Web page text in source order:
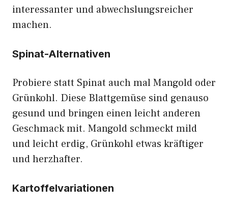
interessanter und abwechslungsreicher
machen.
Spinat-Alternativen
Probiere statt Spinat auch mal Mangold oder
Grünkohl. Diese Blattgemüse sind genauso
gesund und bringen einen leicht anderen
Geschmack mit. Mangold schmeckt mild
und leicht erdig, Grünkohl etwas kräftiger
und herzhafter.
Kartoffelvariationen